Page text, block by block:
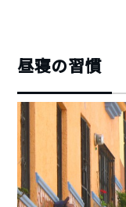
昼寝の習慣